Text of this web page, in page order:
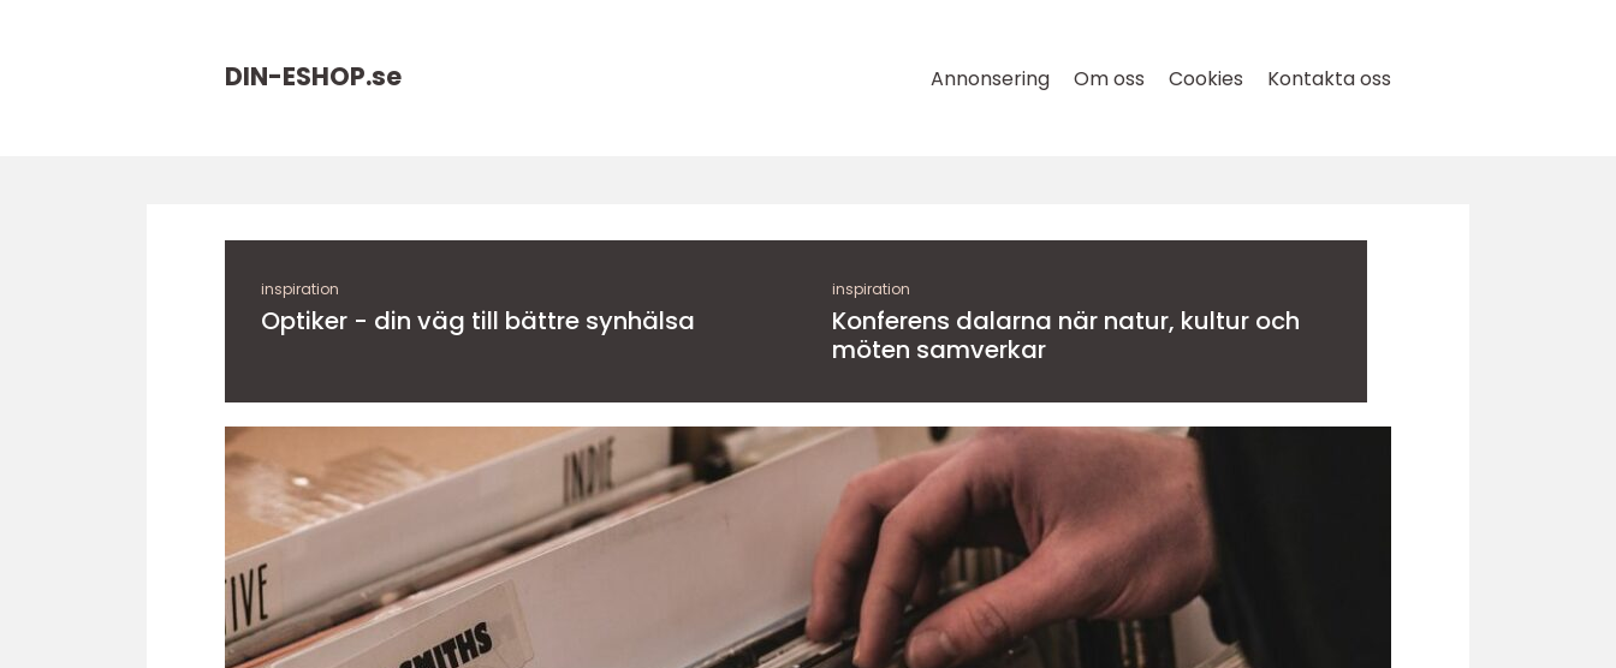
DIN-ESHOP.se Annonsering Om oss Cookies Kontakta oss
inspiration
Optiker - din väg till bättre synhälsa
inspiration
Konferens dalarna när natur, kultur och
möten samverkar